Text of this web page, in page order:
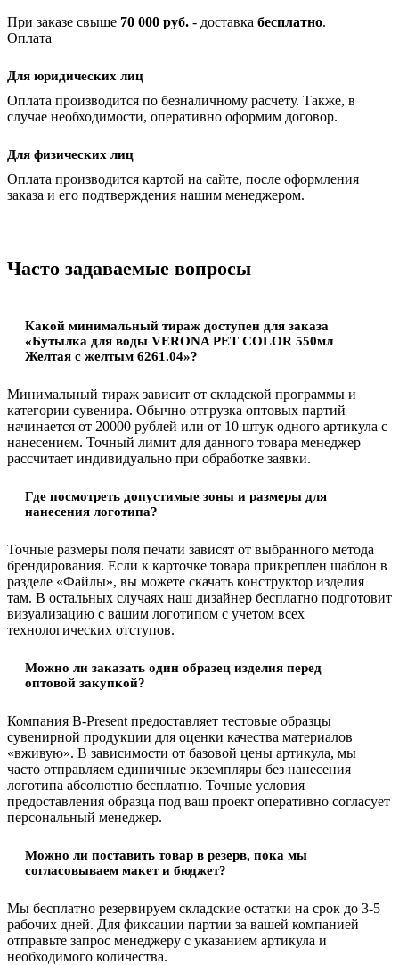
При заказе свыше 70 000 руб. - доставка бесплатно.
Оплата
Для юридических лиц
Оплата производится по безналичному расчету. Также, в
случае необходимости, оперативно оформим договор.
Для физических лиц
Оплата производится картой на сайте, после оформления
заказа и его подтверждения нашим менеджером.
Часто задаваемые вопросы
Какой минимальный тираж доступен для заказа
«Бутылка для воды VERONA PET COLOR 550мл
Желтая с желтым 6261.04»?
Минимальный тираж зависит от складской программы и
категории сувенира. Обычно отгрузка оптовых партий
начинается от 20000 рублей или от 10 штук одного артикула с
нанесением. Точный лимит для данного товара менеджер
рассчитает индивидуально при обработке заявки.
Где посмотреть допустимые зоны и размеры для
нанесения логотипа?
Точные размеры поля печати зависят от выбранного метода
брендирования. Если к карточке товара прикреплен шаблон в
разделе «Файлы», вы можете скачать конструктор изделия
там. В остальных случаях наш дизайнер бесплатно подготовит
визуализацию с вашим логотипом с учетом всех
технологических отступов.
Можно ли заказать один образец изделия перед
оптовой закупкой?
Компания B-Present предоставляет тестовые образцы
сувенирной продукции для оценки качества материалов
«вживую». В зависимости от базовой цены артикула, мы
часто отправляем единичные экземпляры без нанесения
логотипа абсолютно бесплатно. Точные условия
предоставления образца под ваш проект оперативно согласует
персональный менеджер.
Можно ли поставить товар в резерв, пока мы
согласовываем макет и бюджет?
Мы бесплатно резервируем складские остатки на срок до 3-5
рабочих дней. Для фиксации партии за вашей компанией
отправьте запрос менеджеру с указанием артикула и
необходимого количества.